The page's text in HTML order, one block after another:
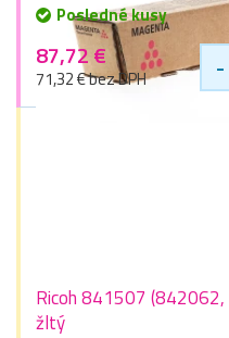
Posledné kusy
87,72 €
71,32 € bez DPH -
Ricoh 841507
žltý